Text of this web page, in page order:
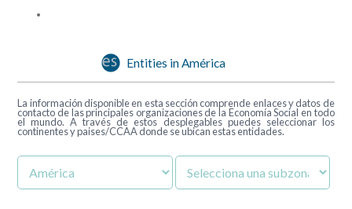
Entities in América
La información disponible en esta sección comprende enlaces y datos de
contacto de las principales organizaciones de la Economía Social en todo
el mundo. A través de estos desplegables puedes seleccionar los
continentes y paises/CCAA donde se ubican estas entidades.